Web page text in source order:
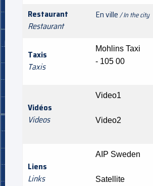
Restaurant
Restaurant
En ville/ In the city
Taxis
Taxis
Mohlins
- 105 00
Vidéos
Videos
Video1
Video2
Liens
Links
AIP Sweden
Satellite